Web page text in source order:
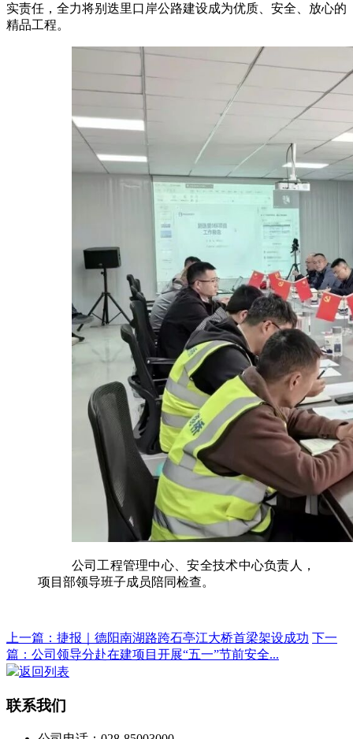
实责任，全力将别迭里口岸公路建设成为优质、安全、放心的
精品工程。
公司工程管理中心、安全技术中心负责人，
项目部领导班子成员陪同检查。
上一篇：捷报｜德阳南湖路跨石亭江大桥首梁架设成功 下一
篇：公司领导分赴在建项目开展“五一”节前安全...
返回列表
联系我们